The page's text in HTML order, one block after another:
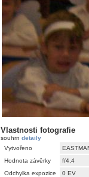
Vlastnosti fotografie
souhrn detaily
Vytvořeno
Hodnota závěrky
f/4,4
Odchylka expozice
0 EV